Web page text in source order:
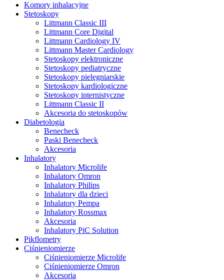
Komory inhalacyjne
Stetoskopy
Littmann Classic III
Littmann Core Digital
Littmann Cardiology IV
Littmann Master Cardiology
Stetoskopy elektroniczne
Stetoskopy pediatryczne
Stetoskopy pielęgniarskie
Stetoskopy kardiologiczne
Stetoskopy internistyczne
Littmann Classic II
Akcesoria do stetoskopów
Diabetologia
Benecheck
Paski Benecheck
Akcesoria
Inhalatory
Inhalatory Microlife
Inhalatory Omron
Inhalatory Philips
Inhalatory dla dzieci
Inhalatory Pempa
Inhalatory Rossmax
Akcesoria
Inhalatory PiC Solution
Pikflometry
Ciśnieniomierze
Ciśnieniomierze Microlife
Ciśnieniomierze Omron
Akcesoria